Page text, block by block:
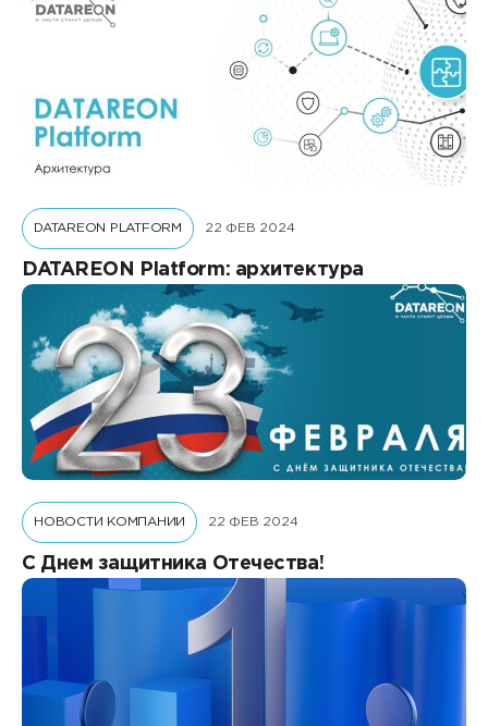
DATAREON PLATFORM 22 ФЕВ 2024
DATAREON Platform: архитектура
НОВОСТИ КОМПАНИИ 22 ФЕВ 2024
С Днем защитника Отечества!